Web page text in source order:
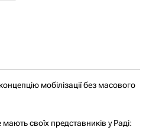
мобілізації без масового
своїх представників у Раді: